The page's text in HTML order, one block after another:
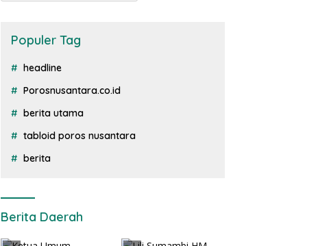
Populer Tag
headline
Porosnusantara.co.id
berita utama
tabloid poros nusantara
berita
Berita Daerah